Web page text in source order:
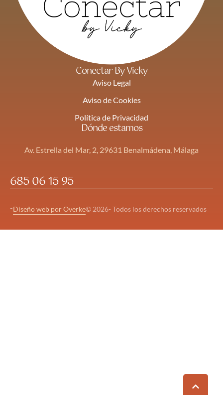
Conectar By Vicky
Aviso Legal
Aviso de Cookies
Política de Privacidad
Dónde estamos
Av. Estrella del Mar, 2, 29631 Benalmádena, Málaga
685 06 15 95
-Diseño web por Overke© 2026- Todos los derechos reservados